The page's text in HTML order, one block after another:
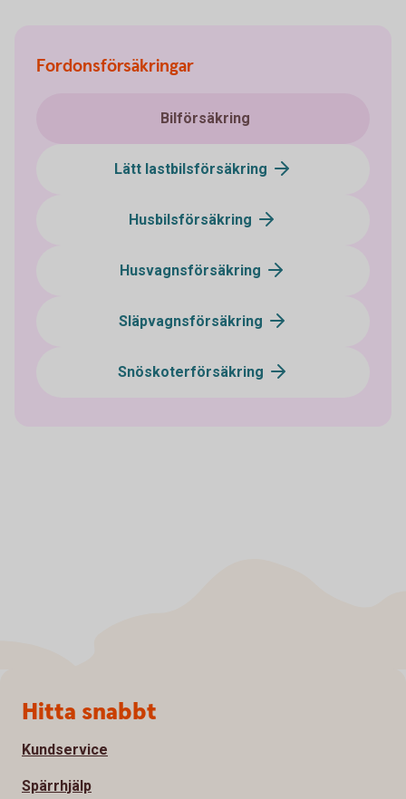
Fordonsförsäkringar
Bilförsäkring
Lätt lastbilsförsäkring
Husbilsförsäkring
Husvagnsförsäkring
Släpvagnsförsäkring
Snöskoterförsäkring
Sidfot
Hitta snabbt
Kundservice
Spärrhjälp